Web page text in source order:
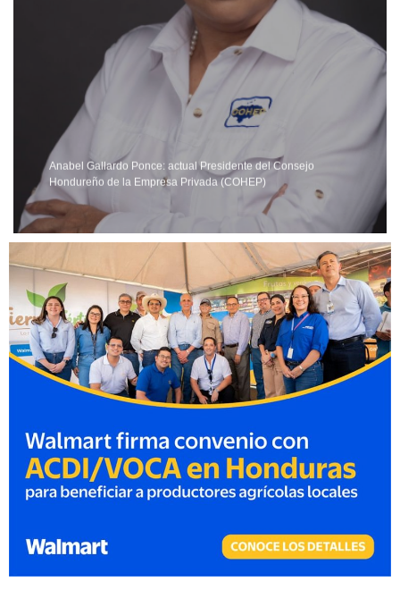
Anabel Gallardo Ponce: actual Presidente del Consejo
Hondureño de la Empresa Privada (COHEP)